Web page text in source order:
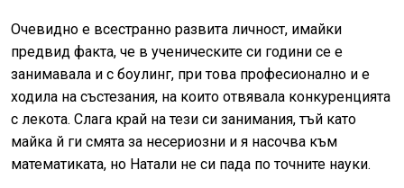
Очевидно е всестранно развита личност, имайки
предвид факта, че в ученическите си години се е
занимавала и с боулинг, при това професионално и е
ходила на състезания, на които отвявала конкуренцията
с лекота. Слага край на тези си занимания, тъй като
майка й ги смята за несериозни и я насочва към
математиката, но Натали не си пада по точните науки.